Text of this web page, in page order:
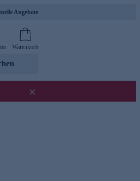
Angebote
Warenkorb